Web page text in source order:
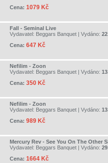
Cena: 1079 Kč
Fall - Seminal Live
Vydavatel: Beggars Banquet | Vydáno:
Cena: 647 Kč
Nefilim - Zoon
Vydavatel: Beggars Banquet | Vydáno:
Cena: 350 Kč
Nefilim - Zoon
Vydavatel: Beggars Banquet | Vydáno:
Cena: 989 Kč
Mercury Rev - See You On The Other
Vydavatel: Beggars Banquet | Vydáno:
Cena: 1664 Kč